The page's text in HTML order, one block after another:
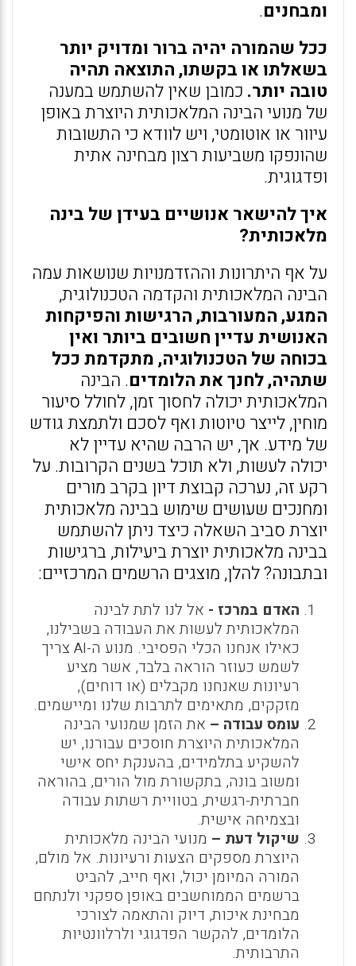
ומבחנים.
ככל שהמורה יהיה ברור ומדויק יותר
בשאלתו או בקשתו, התוצאה תהיה
טובה יותר. כמובן שאין להשתמש במענה
של מנועי הבינה המלאכותית היוצרת באופן
עיוור או אוטומטי, ויש לוודא כי התשובות
שהונפקו משביעות רצון מבחינה אתית
ופדגוגית.
איך להישאר אנושיים בעידן של בינה
מלאכותית?
על אף היתרונות וההזדמנויות שנושאות עמה
הבינה המלאכותית והקדמה הטכנולוגית,
המגע, המעורבות, הרגישות והפיקחות
האנושית עדיין חשובים ביותר ואין
בכוחה של הטכנולוגיה, מתקדמת ככל
שתהיה, לחנך את הלומדים. הבינה
המלאכותית יכולה לחסוך זמן, לחולל סיעור
מוחין, לייצר טיוטות ואף לסכם ולתמצת גודש
של מידע. אך, יש הרבה שהיא עדיין לא
יכולה לעשות, ולא תוכל בשנים הקרובות. על
רקע זה, נערכה קבוצת דיון בקרב מורים
ומחנכים שעושים שימוש בבינה מלאכותית
יוצרת סביב השאלה כיצד ניתן להשתמש
בבינה מלאכותית יוצרת ביעילות, ברגישות
ובתבונה? להלן, מוצגים הרשמים המרכזיים:
האדם במרכז - אל לנו לתת לבינה
המלאכותית לעשות את העבודה בשבילנו,
כאילו אנחנו הכלי הפסיבי. מנוע ה-AI צריך
לשמש כעוזר הוראה בלבד, אשר מציע
רעיונות שאנחנו מקבלים (או דוחים),
מזקקים, מתאימים לתרבות שלנו ומיישמים.
עומס עבודה – את הזמן שמנועי הבינה
המלאכותית היוצרת חוסכים עבורנו, יש
להשקיע בתלמידים, בהענקת יחס אישי
ומשוב בונה, בתקשורת מול הורים, בהוראה
חברתית-רגשית, בטוויית רשתות עבודה
ובצמיחה אישית.
שיקול דעת – מנועי הבינה מלאכותית
היוצרת מספקים הצעות ורעיונות. אל מולם,
המורה המיומן יכול, ואף חייב, להביט
ברשמים הממוחשבים באופן ספקני ולנתחם
מבחינת איכות, דיוק והתאמה לצורכי
הלומדים, להקשר הפדגוגי ולרלוונטיות
התרבותית.